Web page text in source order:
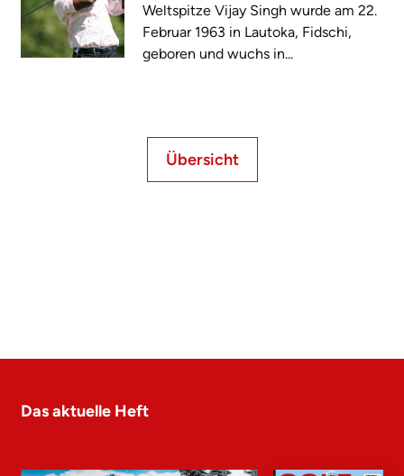
Weltspitze Vijay Singh wurde am 22.
Februar 1963 in Lautoka, Fidschi,
geboren und wuchs in...
Übersicht
Das aktuelle Heft